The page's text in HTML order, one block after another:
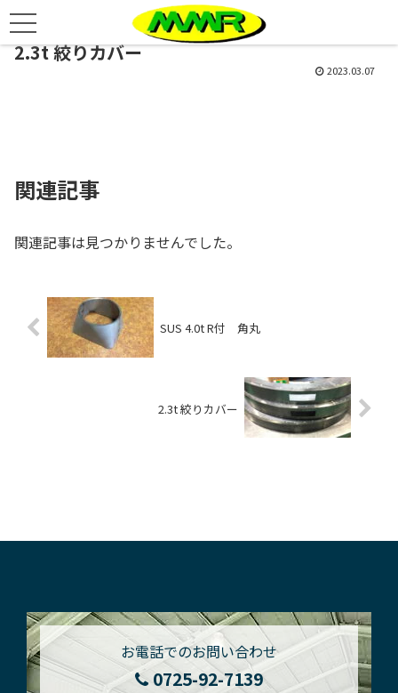
2.3t 絞りカバー
2023.03.07
関連記事
関連記事は見つかりませんでした。
SUS 4.0t R付 角丸
2.3t 絞りカバー
お電話でのお問い合わせ
0725-92-7139